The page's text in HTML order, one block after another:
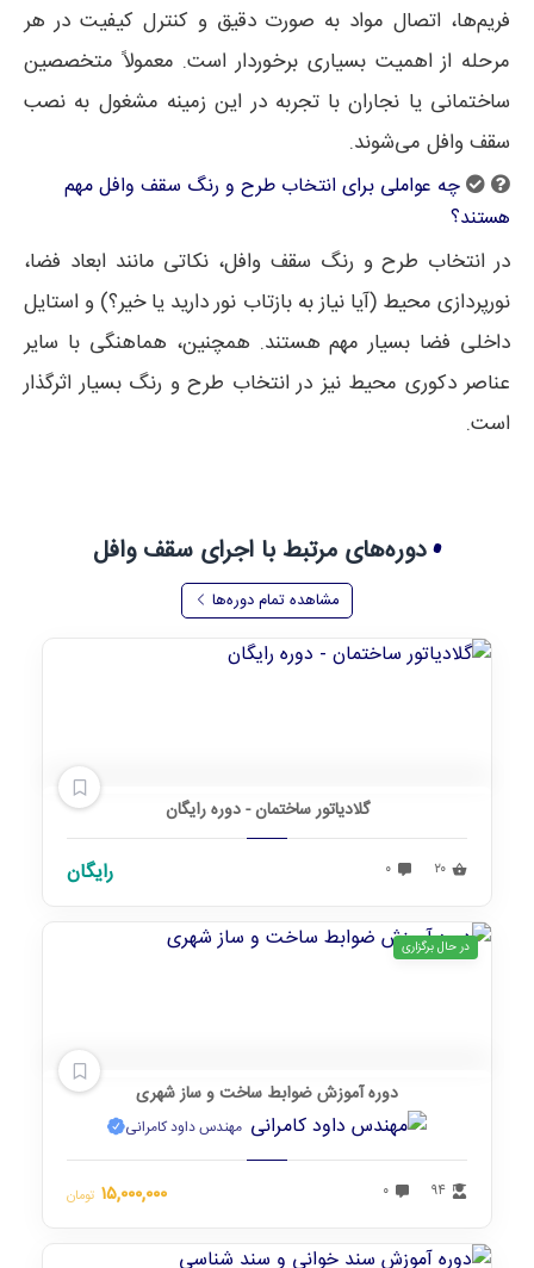
فریم‌ها، اتصال مواد به صورت دقیق و کنترل کیفیت در هر
مرحله از اهمیت بسیاری برخوردار است. معمولاً متخصصین
ساختمانی یا نجاران با تجربه در این زمینه مشغول به نصب
سقف وافل می‌شوند.
چه عواملی برای انتخاب طرح و رنگ سقف وافل مهم
هستند؟
در انتخاب طرح و رنگ سقف وافل، نکاتی مانند ابعاد فضا،
نورپردازی محیط (آیا نیاز به بازتاب نور دارید یا خیر؟) و استایل
داخلی فضا بسیار مهم هستند. همچنین، هماهنگی با سایر
عناصر دکوری محیط نیز در انتخاب طرح و رنگ بسیار اثرگذار
است.
دوره‌های مرتبط با اجرای سقف وافل
مشاهده تمام دوره‌ها
گلادیاتور ساختمان - دوره رایگان
۲۰ ۰ رایگان
در حال برگزاری
دوره آموزش ضوابط ساخت و ساز شهری
مهندس داود کامرانی
۹۴ ۰ ۱۵,۰۰۰,۰۰۰ تومان